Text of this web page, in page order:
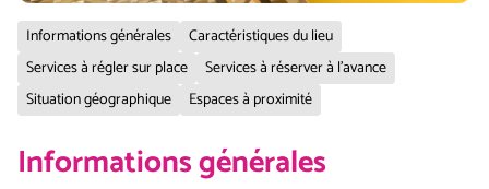
Informations générales
Caractéristiques du lieu
Services à régler sur place
Services à réserver à l'avance
Situation géographique
Espaces à proximité
Informations générales